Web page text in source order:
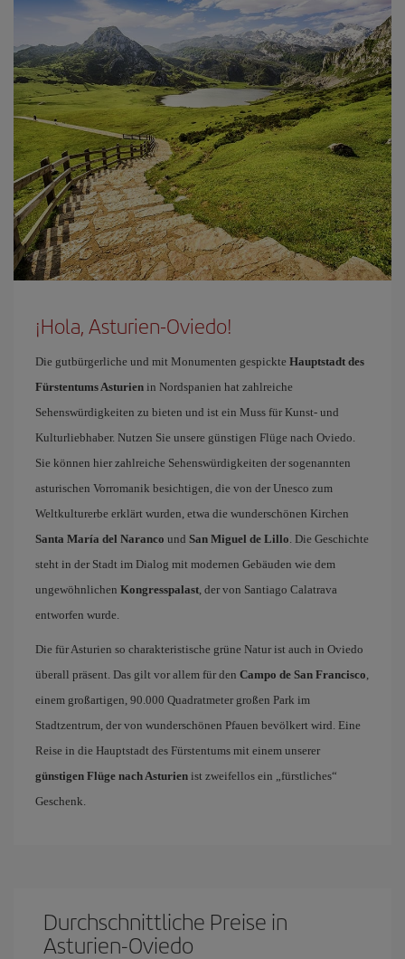
¡Hola, Asturien-Oviedo!
Die gutbürgerliche und mit Monumenten gespickte Hauptstadt des
Fürstentums Asturien in Nordspanien hat zahlreiche
Sehenswürdigkeiten zu bieten und ist ein Muss für Kunst- und
Kulturliebhaber. Nutzen Sie unsere günstigen Flüge nach Oviedo.
Sie können hier zahlreiche Sehenswürdigkeiten der sogenannten
asturischen Vorromanik besichtigen, die von der Unesco zum
Weltkulturerbe erklärt wurden, etwa die wunderschönen Kirchen
Santa María del Naranco und San Miguel de Lillo. Die Geschichte
steht in der Stadt im Dialog mit modernen Gebäuden wie dem
ungewöhnlichen Kongresspalast, der von Santiago Calatrava
entworfen wurde.
Die für Asturien so charakteristische grüne Natur ist auch in Oviedo
überall präsent. Das gilt vor allem für den Campo de San Francisco,
einem großartigen, 90.000 Quadratmeter großen Park im
Stadtzentrum, der von wunderschönen Pfauen bevölkert wird. Eine
Reise in die Hauptstadt des Fürstentums mit einem unserer
günstigen Flüge nach Asturien ist zweifellos ein „fürstliches“
Geschenk.
Durchschnittliche Preise in
Asturien-Oviedo